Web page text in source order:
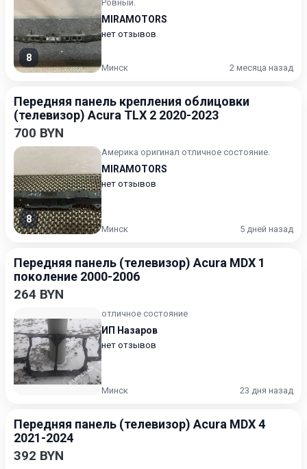
8
Ровный.
MIRAMOTORS
нет отзывов
Минск 2 месяца назад
Передняя панель крепления облицовки
(телевизор) Acura TLX 2 2020-2023
700 BYN
8
Америка оригинал отличное состояние.
MIRAMOTORS
нет отзывов
Минск 5 дней назад
Передняя панель (телевизор) Acura MDX 1
поколение 2000-2006
264 BYN
отличное состояние
ИП Назаров
нет отзывов
Минск 23 дня назад
Передняя панель (телевизор) Acura MDX 4
2021-2024
392 BYN